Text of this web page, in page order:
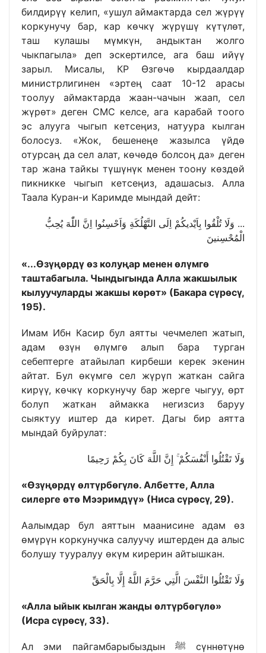
билдирүү келип, «ушул аймактарда сел жүрүү
коркунучу бар, кар көчкү жүрүшү күтүлөт,
таш кулашы мүмкүн, андыктан жолго
чыкпагыла» деп эскертилсе, ага баш ийүү
зарыл. Мисалы, КР Өзгөчө кырдаалдар
министрлигинен «эртең саат 10-12 арасы
тоолуу аймактарда жаан-чачын жаап, сел
жүрөт» деген СМС келсе, ага карабай тоого
эс алууга чыгып кетсеңиз, натуура кылган
болосуз. «Жок, бешенеңе жазылса үйдө
отурсаң да сел алат, көчөдө болсоң да» деген
тар жана тайкы түшүнүк менен тоону көздөй
пикникке чыгып кетсеңиз, адашасыз. Алла
Таала Куран-и Каримде мындай дейт:
... وَلَا تُلْقُوا بِاَيْديكُمْ اِلَى التَّهْلُكَةِ وَاَحْسِنُوا اِنَّ اللّٰهَ يُحِبُّ
الْمُحْسِنينَ
«...Өзүңөрдү өз колуңар менен өлүмгө
таштабагыла. Чындыгында Алла жакшылык
кылуучуларды жакшы көрөт» (Бакара сүрөсү,
195).
Имам Ибн Касир бул аятты чечмелеп жатып,
адам өзүн өлүмгө алып бара турган
себептерге атайылап кирбеши керек экенин
айтат. Бул өкүмгө сел жүрүп жаткан сайга
кирүү, көчкү коркунучу бар жерге чыгуу, өрт
болуп жаткан аймакка негизсиз баруу
сыяктуу иштер да кирет. Дагы бир аятта
мындай буйрулат:
وَلَا تَقْتُلُوا أَنْفُسَكُمْ ۚ إِنَّ اللَّهَ كَانَ بِكُمْ رَحِيمًا
«Өзүңөрдү өлтүрбөгүлө. Албетте, Алла
силерге өтө Мээримдүү» (Ниса сүрөсү, 29).
Аалымдар бул аяттын маанисине адам өз
өмүрүн коркунучка салуучу иштерден да алыс
болушу тууралуу өкүм кирерин айтышкан.
وَلَا تَقْتُلُوا النَّفْسَ الَّتِي حَرَّمَ اللَّهُ إِلَّا بِالْحَقِّ
«Алла ыйык кылган жанды өлтүрбөгүлө»
(Исра сүрөсү, 33).
Ал эми пайгамбарыбыздын ﷺ сүннөтүнө